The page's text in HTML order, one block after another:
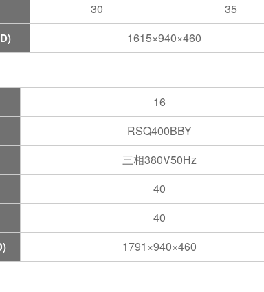
30
35
1615×940×460
16
RSQ400BBY
三相380V50Hz
40
40
1791×940×460